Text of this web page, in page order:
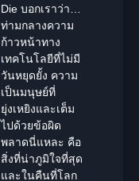
Die บอกเราว่า…
ท่ามกลางความ
ก้าวหน้าทาง
เทคโนโลยีที่ไม่มี
วันหยุดยั้ง ความ
เป็นมนุษย์ที่
ยุ่งเหยิงและเต็ม
ไปด้วยข้อผิด
พลาดนี่แหละ คือ
สิ่งที่น่าภูมิใจที่สุด
และในคืนที่โลก